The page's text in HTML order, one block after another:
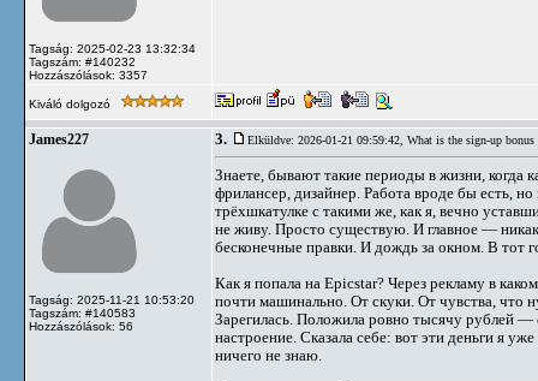
Tagság: 2025-02-23 13:32:34
Tagszám: #140232
Hozzászólások: 3357
Kiváló dolgozó
James227
Tagság: 2025-11-21 10:53:20
Tagszám: #140583
Hozzászólások: 56
3. Elküldve: 2026-01-21 09:59:42, What is the sign-up bonus
Знаете, бывают такие периоды в жизни, когда
фрилансер, дизайнер. Работа вроде бы есть,
трёхшкатулке с такими же, как я, вечно
не живу. Просто существую. И главное —
бесконечные правки. И дождь за окном. В тот
Как я попала на Epicstar? Через рекламу в
почти машинально. От скуки. От чувства, что
Зарегилась. Положила ровно тысячу рублей
настроение. Сказала себе: вот эти деньги я
ничего не знаю.